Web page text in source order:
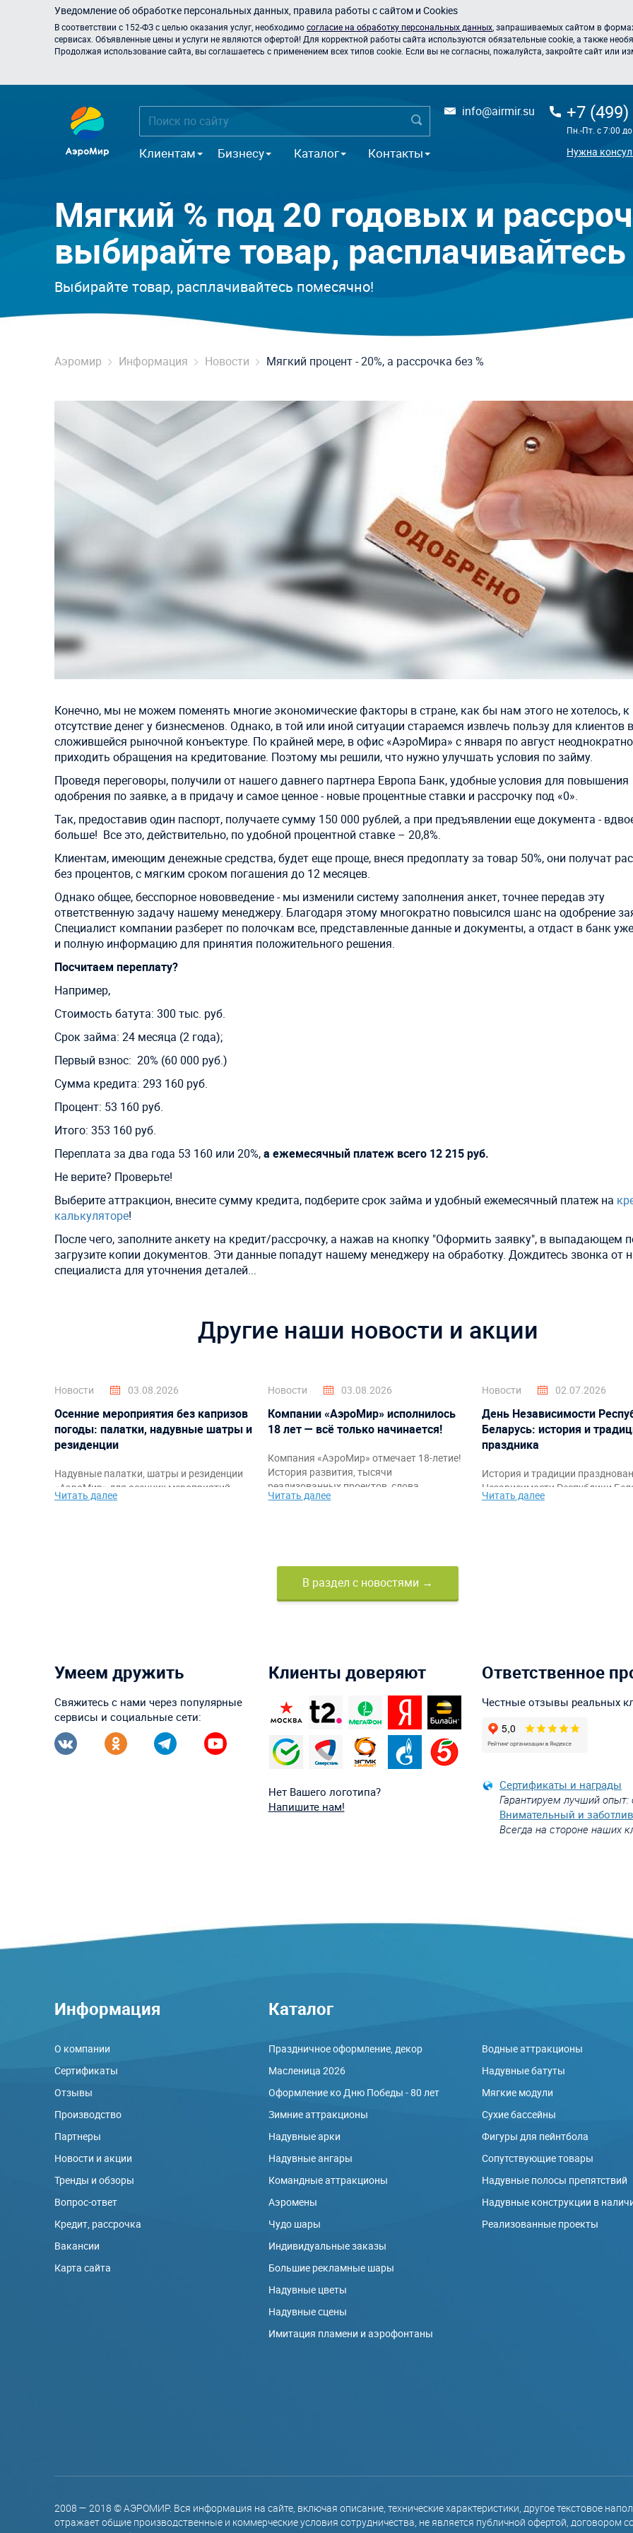
Уведомление об обработке персональных данных, правила работы с сайтом и Cookies
В соответствии с 152-ФЗ с целью оказания услуг, необходимосогласие на обработку персональных данных , запрашиваемых сайтом в
сервисах. Объявленные цены и услуги не являются офертой! Для корректной работы сайта используются обязательные cookie, а также
Продолжая использование сайта, вы соглашаетесь с применением всех типов cookie. Если вы не согласны, пожалуйста, закройте сайт или
Клиентам Бизнесу Каталог Контакты
info@airmir.su +7 (499)
Пн.-Пт. с 7:00
Нужна
Мягкий % под 20 годовых и
выбирайте товар,
Выбирайте товар, расплачивайтесь помесячно!
Аэромир Информация Новости Мягкий процент - 20%, а рассрочка без %
Конечно, мы не можем поменять многие экономические факторы в стране, как бы нам этого не хотелось, к
отсутствие денег у бизнесменов. Однако, в той или иной ситуации стараемся извлечь пользу для клиентов в
сложившейся рыночной конъектуре. По крайней мере, в офис «АэроМира» с января по август
приходить обращения на кредитование. Поэтому мы решили, что нужно улучшать условия по займу.
Проведя переговоры, получили от нашего давнего партнера Европа Банк, удобные условия для повышения
одобрения по заявке, а в придачу и самое ценное - новые процентные ставки и рассрочку под «0».
Так, предоставив один паспорт, получаете сумму 150 000 рублей, а при предъявлении еще документа -
больше! Все это, действительно, по удобной процентной ставке – 20,8%.
Клиентам, имеющим денежные средства, будет еще проще, внеся предоплату за товар 50%, они получат
без процентов, с мягким сроком погашения до 12 месяцев.
Однако общее, бесспорное нововведение - мы изменили систему заполнения анкет, точнее передав эту
ответственную задачу нашему менеджеру. Благодаря этому многократно повысился шанс на одобрение
Специалист компании разберет по полочкам все, представленные данные и документы, а отдаст в банк
и полную информацию для принятия положительного решения.
Посчитаем переплату?
Например,
Стоимость батута: 300 тыс. руб.
Срок займа: 24 месяца (2 года);
Первый взнос: 20% (60 000 руб.)
Сумма кредита: 293 160 руб.
Процент: 53 160 руб.
Итого: 353 160 руб.
Переплата за два года 53 160 или 20%,а ежемесячный платеж всего 12 215руб.
Не верите? Проверьте!
Выберите аттракцион, внесите сумму кредита, подберите срок займа и удобный ежемесячный платеж на
калькуляторе!
После чего, заполните анкету на кредит/рассрочку, а нажав на кнопку "Оформить заявку", в выпадающем
загрузите копии документов. Эти данные попадут нашему менеджеру на обработку. Дождитесь звонка от
специалиста для уточнения деталей...
Другие наши новости и акции
Новости 03.08.2026
Осенние мероприятия без капризов
погоды: палатки, надувные шатры и
резиденции
Надувные палатки, шатры и резиденции
«АэроМир» для осенних мероприятий,
фестивалей, корпоративов, спортивных
Читать далее
Новости 03.08.2026
Компании «АэроМир» исполнилось
18 лет — всё только начинается!
Компания «АэроМир» отмечает 18-летие!
История развития, тысячи
реализованных проектов, слова
благодарности клиентам, партнёрам и
Читать далее
Новости 02.07.2026
День Независимости
Беларусь: история и
праздника
История и традиции
Независимости Республики
также идеи тематического
Читать далее
В раздел с новостями →
Умеем дружить
Свяжитесь с нами через популярные
сервисы и социальные сети:
Клиенты доверяют
Нет Вашего логотипа?
Напишите нам!
Ответственное
Честные отзывы реальных
Сертификаты и награды
Гарантируем лучший
Внимательный и
Всегда на стороне наших
Информация
О компании
Сертификаты
Отзывы
Производство
Партнеры
Новости и акции
Тренды и обзоры
Вопрос-ответ
Кредит, рассрочка
Вакансии
Карта сайта
Каталог
Праздничное оформление, декор
Масленица 2026
Оформление ко Дню Победы - 80 лет
Зимние аттракционы
Надувные арки
Надувные ангары
Командные аттракционы
Аэромены
Чудо шары
Индивидуальные заказы
Большие рекламные шары
Надувные цветы
Надувные сцены
Имитация пламени и аэрофонтаны
Водные аттракционы
Надувные батуты
Мягкие модули
Сухие бассейны
Фигуры для пейнтбола
Сопутствующие товары
Надувные полосы препятствий
Надувные конструкции в
Реализованные проекты
2008 — 2018 © АЭРОМИР. Вся информация на сайте, включая описание, технические характеристики, другое текстовое
отражает общие производственные и коммерческие условия сотрудничества, не является публичной офертой, договором